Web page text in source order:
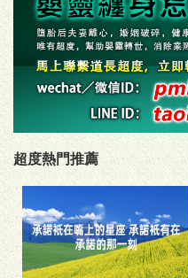
超度熱門推薦